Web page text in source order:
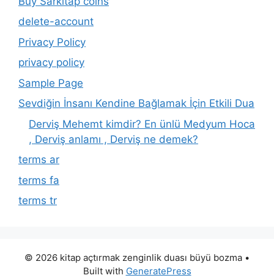
delete-account
Privacy Policy
privacy policy
Sample Page
Sevdiğin İnsanı Kendine Bağlamak İçin Etkili Dua
Derviş Mehemt kimdir? En ünlü Medyum Hoca
, Derviş anlamı , Derviş ne demek?
terms ar
terms fa
terms tr
© 2026 kitap açtırmak zenginlik duası büyü bozma •
Built with GeneratePress